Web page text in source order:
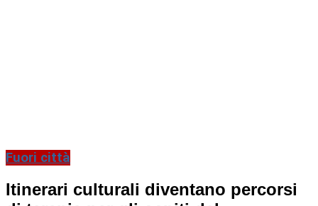
Fuori città
Itinerari culturali diventano percorsi